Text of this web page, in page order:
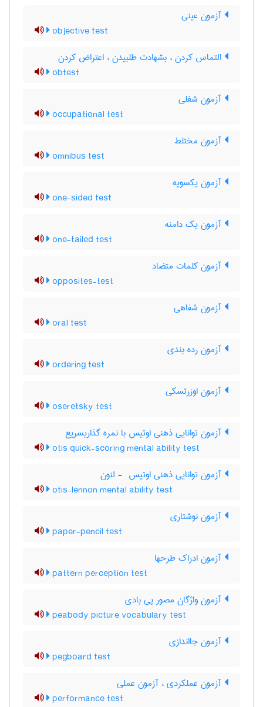
آزمون عینی
objective test
التماس کردن ، بشهادت طلبیدن ، اعتراض کردن
obtest
آزمون شغلی
occupational test
آزمون مختلط
omnibus test
آزمون یکسویه
one-sided test
آزمون یک دامنه
one-tailed test
آزمون کلمات متضاد
opposites-test
آزمون شفاهی
oral test
آزمون رده بندی
ordering test
آزمون اوزرتسکی
oseretsky test
آزمون توانایی ذهنی اوتیس با نمره گذاریسریع
otis quick-scoring mental ability test
آزمون توانایی ذهنی اوتیس ‎ - لنون
otis-lennon mental ability test
آزمون نوشتاری
paper-pencil test
آزمون ادراک طرحها
pattern perception test
آزمون واژگان مصور پی بادی
peabody picture vocabulary test
آزمون جااندازی
pegboard test
آزمون عملکردی ، آزمون عملی
performance test